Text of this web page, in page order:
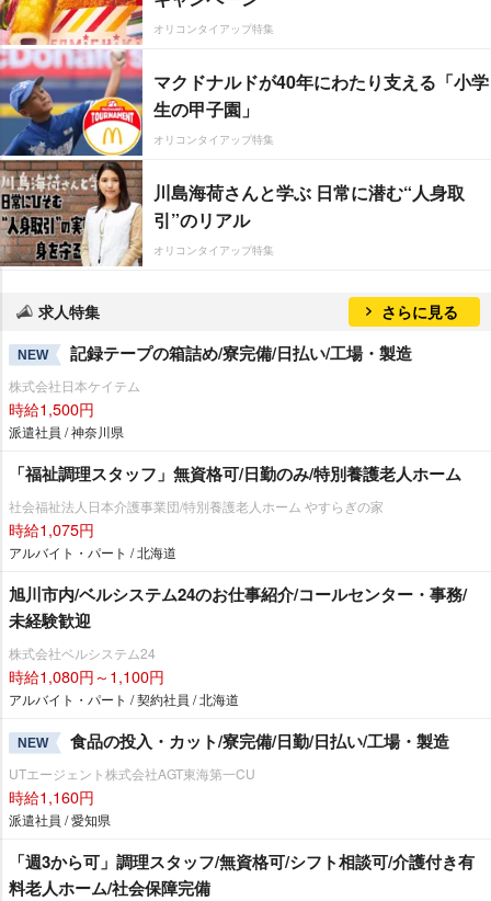
オリコンタイアップ特集
マクドナルドが40年にわたり支える「小学
生の甲子園」
オリコンタイアップ特集
川島海荷さんと学ぶ 日常に潜む“人身取
引”のリアル
オリコンタイアップ特集
求人特集 さらに見る
NEW 記録テープの箱詰め/寮完備/日払い/工場・製造
株式会社日本ケイテム
時給1,500円
派遣社員 / 神奈川県
「福祉調理スタッフ」無資格可/日勤のみ/特別養護老人ホーム
社会福祉法人日本介護事業団/特別養護老人ホーム やすらぎの家
時給1,075円
アルバイト・パート / 北海道
旭川市内/ベルシステム24のお仕事紹介/コールセンター・事務/
未経験歓迎
株式会社ベルシステム24
時給1,080円～1,100円
アルバイト・パート / 契約社員 / 北海道
NEW 食品の投入・カット/寮完備/日勤/日払い/工場・製造
UTエージェント株式会社AGT東海第一CU
時給1,160円
派遣社員 / 愛知県
「週3から可」調理スタッフ/無資格可/シフト相談可/介護付き有
料老人ホーム/社会保障完備